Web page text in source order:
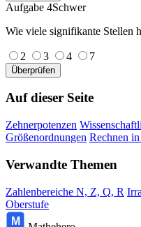
Aufgabe 4Schwer
Wie viele signifikante Stellen
2 3 4 7
Überprüfen
Auf dieser Seite
Zehnerpotenzen
Größenordnungen Rechnen
Verwandte Themen
Zahlenbereiche N, Z, Q, R
Oberstufe
M